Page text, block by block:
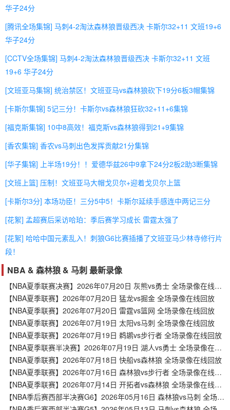
华子24分
[腾讯全场集锦] 马刺4-2淘汰森林狼晋级西决 卡斯尔32+11 文班19+6
华子24分
[CCTV全场集锦] 马刺4-2淘汰森林狼晋级西决 卡斯尔32+11 文班
19+6 华子24分
[文班亚马集锦] 统治禁区！文班亚马vs森林狼砍下19分6板3帽集锦
[卡斯尔集锦] 5记三分！卡斯尔vs森林狼狂砍32+11+6集锦
[福克斯集锦] 10中8高效！福克斯vs森林狼得到21+9集锦
[香农集锦] 香农vs马刺出色发挥贡献21分集锦
[华子集锦] 上半场19分！！爱德华兹26中9拿下24分2板2助3断集锦
[文班上篮] 压制！文班亚马大帽戈贝尔+迎着戈贝尔上篮
[卡斯尔3分] 本场功臣！三分5中5！卡斯尔延续手感连中两记三分
[花絮] 孟超赛后采访哈珀：季后赛学习成长 雷霆太强了
[花絮] 哈哈中国元素乱入！刺狼G6比赛插播了文班亚马少林寺修行片
段！
NBA & 森林狼 & 马刺 最新录像
【NBA夏季联赛决赛】2026年07月20日 灰熊vs勇士 全场录像在线回放
【NBA夏季联赛】2026年07月20日 猛龙vs掘金 全场录像在线回放
【NBA夏季联赛】2026年07月20日 雷霆vs篮网 全场录像在线回放
【NBA夏季联赛】2026年07月19日 太阳vs马刺 全场录像在线回放
【NBA夏季联赛】2026年07月19日 鹈鹕vs步行者 全场录像在线回放
【NBA夏季联赛半决赛】2026年07月19日 湖人vs勇士 全场录像在线回放
【NBA夏季联赛】2026年07月18日 快船vs森林狼 全场录像在线回放
【NBA夏季联赛】2026年07月16日 森林狼vs步行者 全场录像在线回放
【NBA夏季联赛】2026年07月14日 开拓者vs森林狼 全场录像在线回放
【NBA季后赛西部半决赛G6】2026年05月16日 森林狼vs马刺 全场录像在线回放